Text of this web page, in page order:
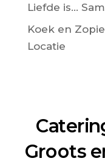
Liefde is…
Koek en
Locatie
Groots